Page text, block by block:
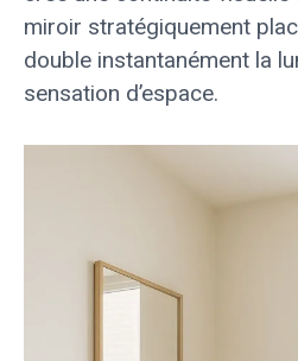
miroir stratégiquement
double instantanément la
sensation d’espace.